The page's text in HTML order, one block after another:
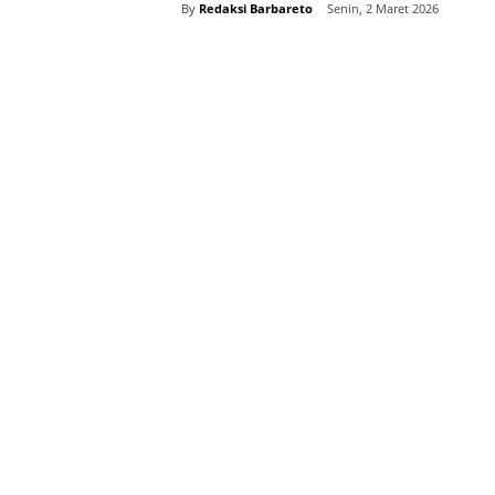
By Redaksi Barbareto Senin, 2 Maret 2026